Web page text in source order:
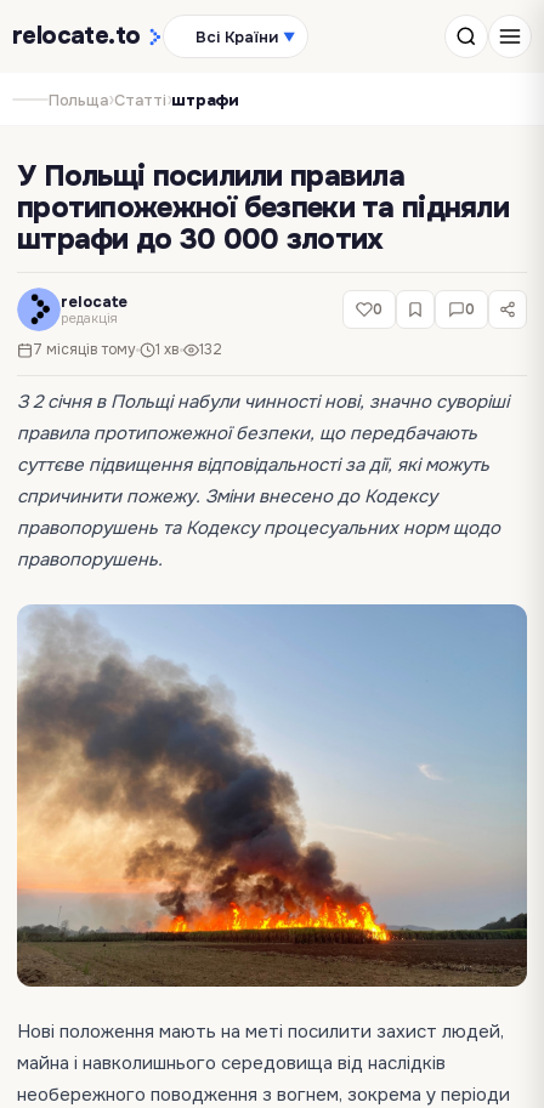
relocate.to Всі Країни ▼
Польща›Статті›штрафи
У Польщі посилили правила
протипожежної безпеки та підняли
штрафи до 30 000 злотих
relocate
редакція
7 місяців тому 1 хв 132
0 0
З 2 січня в Польщі набули чинності нові, значно суворіші
правила протипожежної безпеки, що передбачають
суттєве підвищення відповідальності за дії, які можуть
спричинити пожежу. Зміни внесено до Кодексу
правопорушень та Кодексу процесуальних норм щодо
правопорушень.
Нові положення мають на меті посилити захист людей,
майна і навколишнього середовища від наслідків
необережного поводження з вогнем, зокрема у періоди